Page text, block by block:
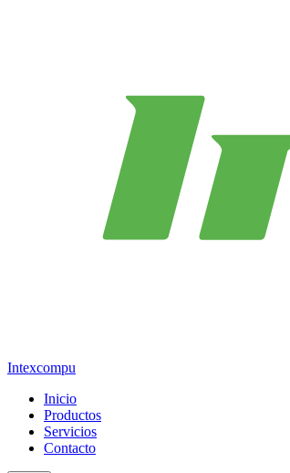
Intexcompu
Inicio
Productos
Servicios
Contacto